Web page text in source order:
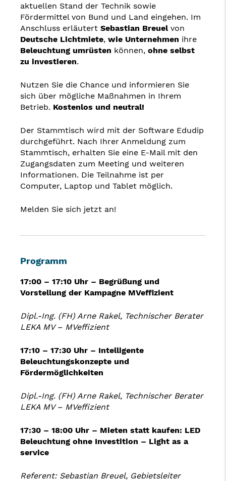
aktuellen Stand der Technik sowie
Fördermittel von Bund und Land eingehen. Im
Anschluss erläutert Sebastian Breuel von
Deutsche Lichtmiete, wie Unternehmen ihre
Beleuchtung umrüsten können, ohne selbst
zu investieren.
Nutzen Sie die Chance und informieren Sie
sich über mögliche Maßnahmen in Ihrem
Betrieb. Kostenlos und neutral!
Der Stammtisch wird mit der Software Edudip
durchgeführt. Nach Ihrer Anmeldung zum
Stammtisch, erhalten Sie eine E-Mail mit den
Zugangsdaten zum Meeting und weiteren
Informationen. Die Teilnahme ist per
Computer, Laptop und Tablet möglich.
Melden Sie sich jetzt an!
Programm
17:00 – 17:10 Uhr – Begrüßung und
Vorstellung der Kampagne MVeffizient
Dipl.-Ing. (FH) Arne Rakel, Technischer Berater
LEKA MV – MVeffizient
17:10 – 17:30 Uhr – Intelligente
Beleuchtungskonzepte und
Fördermöglichkeiten
Dipl.-Ing. (FH) Arne Rakel, Technischer Berater
LEKA MV – MVeffizient
17:30 – 18:00 Uhr – Mieten statt kaufen: LED
Beleuchtung ohne Investition – Light as a
service
Referent: Sebastian Breuel, Gebietsleiter